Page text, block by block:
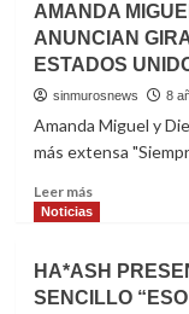
CIERRA
2018
CON
MÁS
60
GIRA
2019
AMANDA
ANUNCIAN
ESTADOS
sinmurosnews 8
Amanda Miguel y
más extensa
Leer másRead
more
MIGUEL
Y
Noticias
HA*ASH
SENCILLO